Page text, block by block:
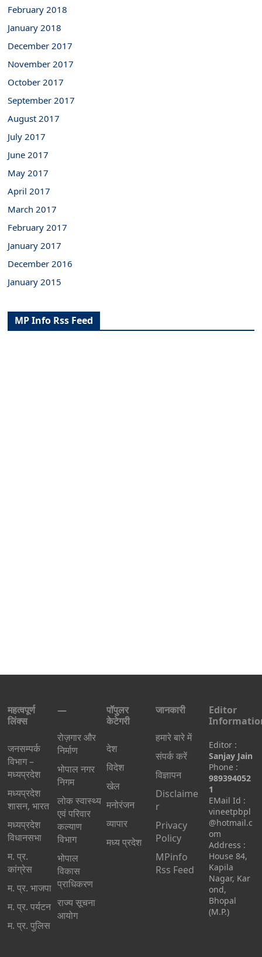
February 2018
January 2018
December 2017
November 2017
October 2017
September 2017
August 2017
July 2017
June 2017
May 2017
April 2017
March 2017
February 2017
January 2017
December 2016
January 2015
MP Info Rss Feed
महत्वपूर्ण
लिंक्स
जनसम्पर्क
विभाग –
मध्यप्रदेश
मध्यप्रदेश
शासन, भारत
मध्‍यप्रदेश
विधानसभा
म. प्र.
कांग्रेस
म. प्र. भाजपा
म. प्र. पर्यटन
म. प्र. पुलिस
—
रोज़गार और
निर्माण
भोपाल नगर
निगम
लोक स्वास्थ्य
एवं परिवार
कल्याण
विभाग
भोपाल
विकास
प्राधिकरण
राज्य सूचना
आयोग
पॉपुलर
केटेगरी
देश
विदेश
खेल
मनोरंजन
व्यापार
मध्य प्रदेश
जानकारी
हमारे बारे में
संपर्क करें
विज्ञापन
Disclaime
r
Privacy
Policy
MPinfo
Rss Feed
Editor
Editor :
Sanjay Jain
Phone :
989394052
1
EMail Id :
vineetpbpl
@hotmail.c
om
Address :
House 84,
Kapila
Nagar, Kar
ond,
Bhopal
(M.P.)